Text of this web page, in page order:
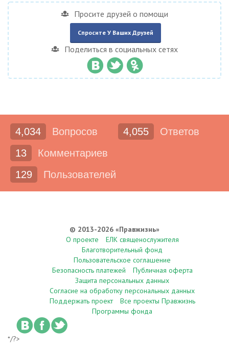
Просите друзей о помощи
Спросите У Ваших Друзей
Поделиться в социальных сетях
4,034 Вопросов 4,055
Ответов
13
Комментариев
129
Пользователей
© 2013-2026 «Правжизнь»
О проекте
ЕЛК священослужителя
Благотворительный фонд
Пользовательское соглашение
Безопасность платежей
Публичная оферта
Защита персональных данных
Согласие на обработку персональных данных
Поддержать проект
Все проекты Правжизнь
Программы фонда
*/?>